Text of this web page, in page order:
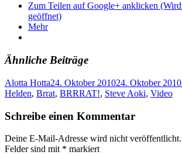
Zum Teilen auf Google+ anklicken
geöffnet)
Mehr
Ähnliche Beiträge
Alotta Hotta24. Oktober 201024. Oktober 2010
Helden, Brrat, BRRRAT!, Steve Aoki, Video
Schreibe einen Kommentar
Deine E-Mail-Adresse wird nicht veröffentlicht.
Felder sind mit * markiert